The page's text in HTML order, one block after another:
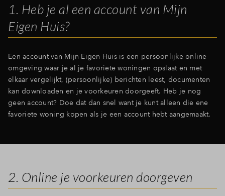
1. Heb je al een account van Mijn
Eigen Huis?
Een account van Mijn Eigen Huis is een persoonlijke online
omgeving waar je al je favoriete woningen opslaat en met
elkaar vergelijkt, (persoonlijke) berichten leest, documenten
kan downloaden en je voorkeuren doorgeeft. Heb je nog
geen account? Doe dat dan snel want je kunt alleen die ene
favoriete woning kopen als je een account hebt aangemaakt.
2. Online je voorkeuren doorgeven